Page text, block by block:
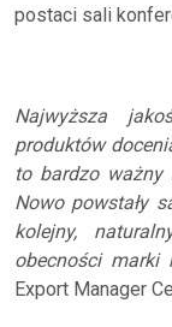
postaci sali
Najwyższa
produktów
to bardzo ważny
Nowo powstały
kolejny,
obecności marki
Export Manager